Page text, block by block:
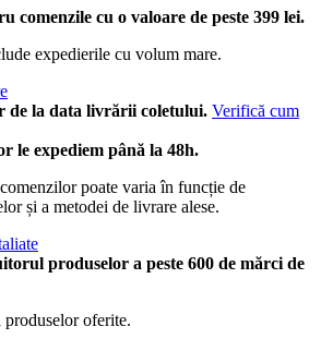
comenzile cu o valoare de peste 399 lei.
expedierile cu volum mare.
de la data livrării coletului. Verifică cum
le expediem până la 48h.
poate varia în funcție de
și a metodei de livrare alese.
produselor a peste 600 de mărci de
oferite.